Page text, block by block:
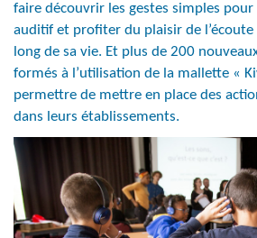
faire découvrir les gestes simples pour
auditif et profiter du plaisir de
long de sa vie. Et plus de 200
formés à l’utilisation de la mallette «
permettre de mettre en place des
dans leurs établissements.